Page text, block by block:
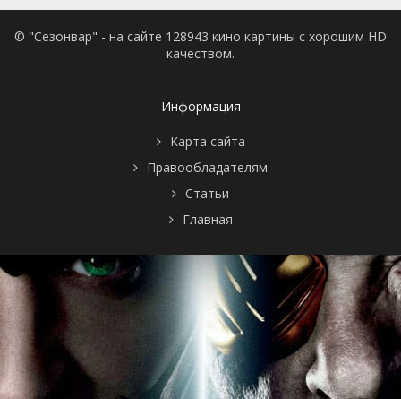
© "Сезонвар" - на сайте 128943 кино картины с хорошим HD
качеством.
Информация
Карта сайта
Правообладателям
Статьи
Главная